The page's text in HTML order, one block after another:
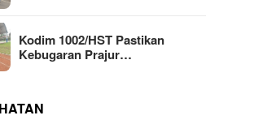
Kodim 1002/HST Pastikan
Kebugaran Prajur…